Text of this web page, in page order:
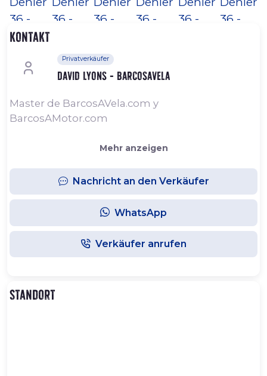
Kontakt
Privatverkäufer
David Lyons - Barcosavela
Master de BarcosAVela.com y
BarcosAMotor.com
Mehr anzeigen
Nachricht an den Verkäufer
WhatsApp
Verkäufer anrufen
Standort